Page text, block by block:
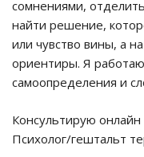
сомнениями,
найти решение,
или чувство вины, а
ориентиры. Я
самоопределения и
Консультирую
Психолог/гештальт